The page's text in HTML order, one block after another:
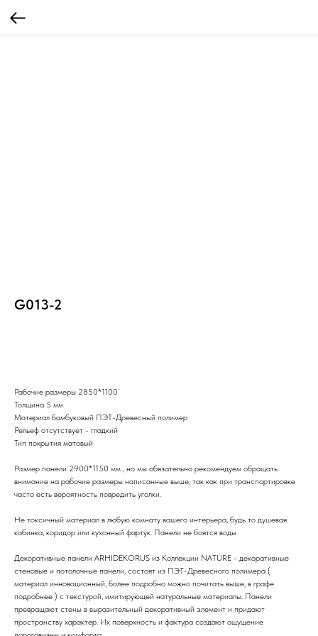
G013-2
Рабочие размеры 2850*1100
Толщина 5 мм
Материал бамбуковый ПЭТ-Древесный полимер
Рельеф отсутствует - гладкий
Тип покрытия матовый
Размер панели 2900*1150 мм , но мы обязательно рекомендуем обращать
внимание на рабочие размеры написанные выше, так как при транспортировке
часто есть вероятность повредить уголки.
Не токсичный материал в любую комнату вашего интерьера, будь то душевая
кабинка, коридор или кухонный фартук. Панели не боятся воды
Декоративные панели ARHIDEKORUS из Коллекции NATURE - декоративные
стеновые и потолочные панели, состоят из ПЭТ-Древесного полимера (
материал инновационный, более подробно можно почитать выше, в графе
подробнее ) с текстурой, имитирующей натуральные материалы. Панели
превращают стены в выразительный декоративный элемент и придают
пространству характер. Их поверхность и фактура создают ощущение